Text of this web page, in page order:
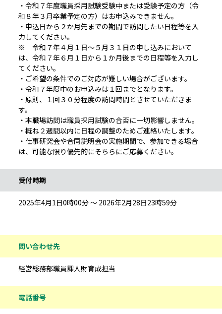
・令和７年度職員採用試験受験中または受験予定の方（令
和８年３月卒業予定の方）はお申込みできません。
・申込日から２か月先までの期間で訪問したい日程等を入
力してください。
※ 令和７年４月１日～５月３１日の申し込みにおいて
は、令和７年６月１日から１か月後までの日程等を入力し
てください。
・ご希望の条件でのご対応が難しい場合がございます。
・令和７年度中のお申込みは１回までとなります。
・原則、１回３０分程度の訪問時間とさせていただきま
す。
・本職場訪問は職員採用試験の合否に一切影響しません。
・概ね２週間以内に日程の調整のためご連絡いたします。
・仕事研究会や合同説明会の実施期間で、参加できる場合
は、可能な限り優先的にそちらにご応募ください。
受付時期
2025年4月1日0時00分 ～ 2026年2月28日23時59分
問い合わせ先
経営総務部職員課人財育成担当
電話番号